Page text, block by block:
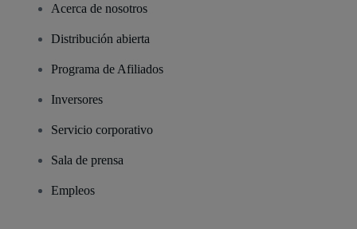
Acerca de nosotros
Distribución abierta
Programa de Afiliados
Inversores
Servicio corporativo
Sala de prensa
Empleos